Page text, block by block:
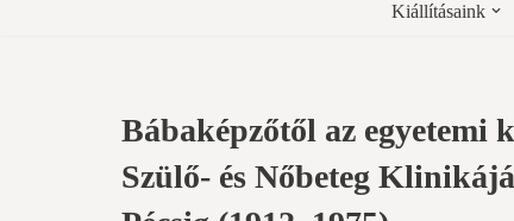
Kiállításaink
Bábaképzőtől az egyetemi
Szülő- és Nőbeteg